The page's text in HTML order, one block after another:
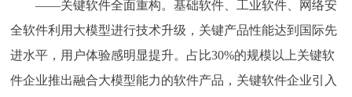
——关键软件全面重构。基础软件、工业软件、网络安
全软件利用大模型进行技术升级，关键产品性能达到国际先
进水平，用户体验感明显提升。占比30%的规模以上关键软
件企业推出融合大模型能力的软件产品，关键软件企业引入